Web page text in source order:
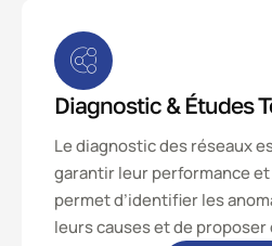
Diagnostic & Études
Le diagnostic des réseaux
garantir leur performance
permet d’identifier les
leurs causes et de